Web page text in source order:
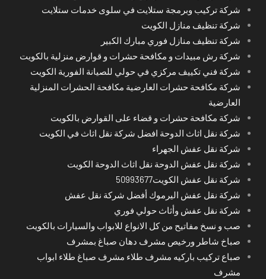
شركة تركيب وبرمجة ستلايت في سلوى خدمات ستلايت
شركة تنظيف منازل الكويت
شركة تنظيف منازل فوري مبارك الكبير
شركة رش مبيدات و مكافحة حشرات و قوارض منزلية بالكويت
شركة فني تكييف مركزي في حولي للصيانة الفورية الكويت
شركة مكافحة حشرات العارضية مكافحة الحشرات المنزلية
العارضية
شركة مكافحة حشرات و قضاء على القوارض بالكويت
شركة نقل اثاث الدوحة افضل شركة نقل اثاث في الكويت
شركة نقل عفش الجهراء
شركة نقل عفش الدوحة نقل اثاث الدوحة الكويت
شركة نقل عفش الكويت50993677
شركة نقل عفش اليرموك أفضل شركة نقل عفش
شركة نقل عفش وأثاث حولي فوري
صب و نسخ مفاتيح من كل الانواع للابواب والسيارات بالكويت
صباخ شاطر ورخيص مشرف دهان صباغ بمشرف
صباع تركيب باركيه مشرف طلاء مشرف صباغ طلاء ابواب
مشرف